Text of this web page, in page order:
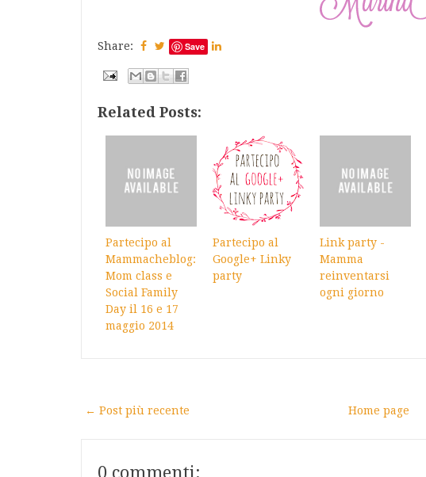
Share: Save
Related Posts:
Partecipo al
Mammacheblog:
Mom class e
Social Family
Day il 16 e 17
maggio 2014
Partecipo al
Google+ Linky
party
Link party -
Mamma
reinventarsi
ogni giorno
← Post più recente Home page
0 commenti: